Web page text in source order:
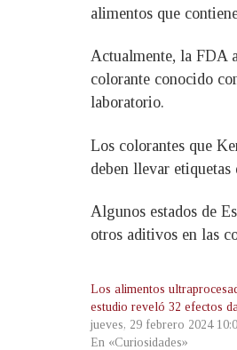
alimentos que
Actualmente, la FDA
colorante conocido
laboratorio.
Los colorantes que
deben llevar
Algunos estados de
otros aditivos en las
Los alimentos
estudio reveló 32 efectos
jueves, 29 febrero 2024
En «Curiosidades»